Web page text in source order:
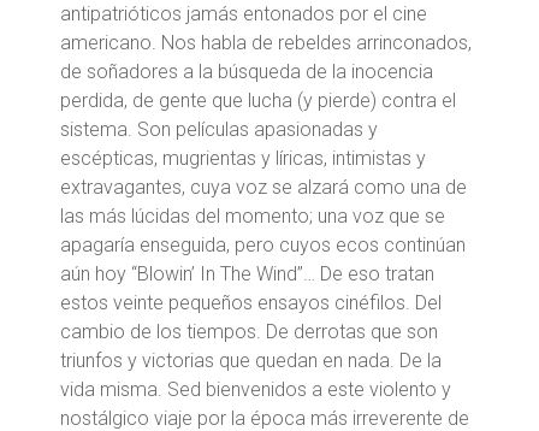
antipatrióticos jamás entonados por el cine
americano. Nos habla de rebeldes arrinconados,
de soñadores a la búsqueda de la inocencia
perdida, de gente que lucha (y pierde) contra el
sistema. Son películas apasionadas y
escépticas, mugrientas y líricas, intimistas y
extravagantes, cuya voz se alzará como una de
las más lúcidas del momento; una voz que se
apagaría enseguida, pero cuyos ecos continúan
aún hoy “Blowin’ In The Wind”… De eso tratan
estos veinte pequeños ensayos cinéfilos. Del
cambio de los tiempos. De derrotas que son
triunfos y victorias que quedan en nada. De la
vida misma. Sed bienvenidos a este violento y
nostálgico viaje por la época más irreverente de